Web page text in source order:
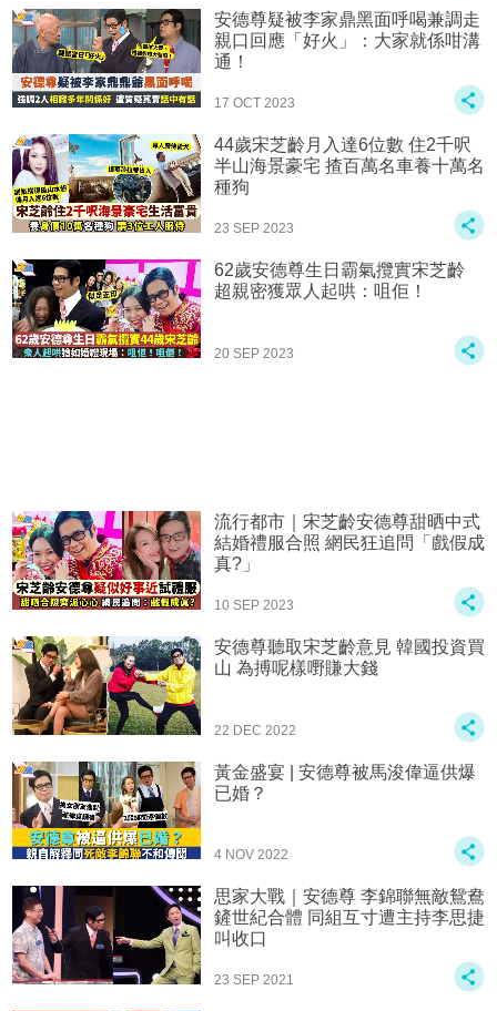
安德尊疑被李家鼎黑面呼喝兼調走
親口回應「好火」：大家就係咁溝
通！
17 OCT 2023
44歲宋芝齡月入達6位數 住2千呎
半山海景豪宅 揸百萬名車養十萬名
種狗
23 SEP 2023
62歲安德尊生日霸氣攬實宋芝齡
超親密獲眾人起哄：咀佢！
20 SEP 2023
流行都市｜宋芝齡安德尊甜晒中式
結婚禮服合照 網民狂追問「戲假成
真?」
10 SEP 2023
安德尊聽取宋芝齡意見 韓國投資買
山 為搏呢樣嘢賺大錢
22 DEC 2022
黃金盛宴 | 安德尊被馬浚偉逼供爆
已婚？
4 NOV 2022
思家大戰｜安德尊 李錦聯無敵鴛鴦
鏟世紀合體 同組互寸遭主持李思捷
叫收口
23 SEP 2021